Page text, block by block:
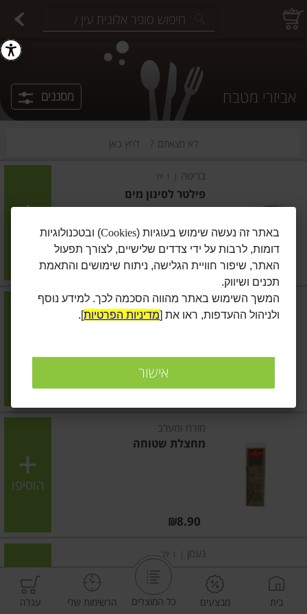
אביזרי מטבח מסננים
לא מצאתם ? לחץ כאן
בריטה 1 יח'
פילטר לסינון מים
מחיר מחירון₪159.90
הוסיפו
בריטה | 1 יחידה
קנקן לסינון מים מרלה
הוסיפו
מזרח ומערב
מחצלת שטוחה
₪8.90
הוסיפו
נעמן 1 יח'
מפה עם גומי לשולחן מתקפל
180x75 ס"מ
בית מבצעים כל המוצרים הרשימות שלי עגלה
באתר זה נעשה שימוש בעוגיות (Cookies) ובטכנולוגיות
דומות, לרבות על ידי צדדים שלישיים, לצורך תפעול
האתר, שיפור חוויית הגלישה, ניתוח שימושים והתאמת
תכנים ושיווק.
המשך השימוש באתר מהווה הסכמה לכך. למידע נוסף
ולניהול ההעדפות, ראו את [מדיניות הפרטיות].
אישור